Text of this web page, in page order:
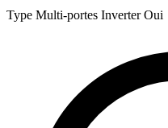
Type Multi-portes Inverter Oui